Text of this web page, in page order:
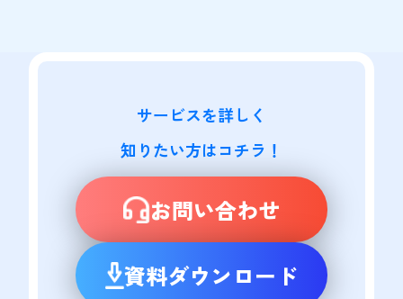
サービスを詳しく
知りたい方はコチラ！
お問い合わせ
資料ダウンロード